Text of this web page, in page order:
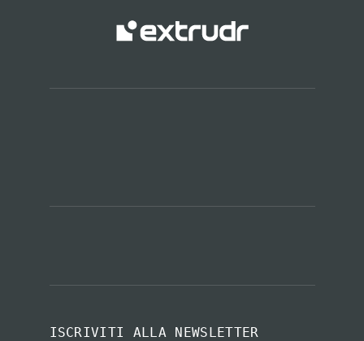
ISCRIVITI ALLA NEWSLETTER